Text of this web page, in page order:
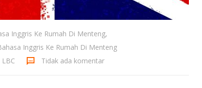
Inggris Ke Rumah Di Menteng,
Inggris Ke Rumah Di Menteng
Tidak ada komentar